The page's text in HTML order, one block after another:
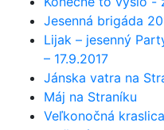
Jesenná brigáda
Lijak – jesenný
– 17.9.2017
Jánska vatra na
Máj na Straníku
Veľkonočná